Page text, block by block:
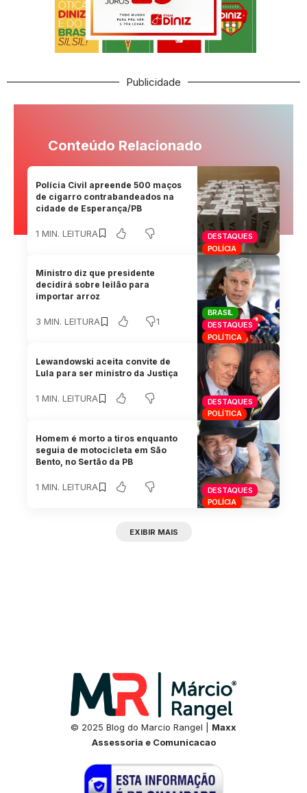
Publicidade
Conteúdo Relacionado
DESTAQUES
POLÍCIA
Polícia Civil apreende 500 maços
de cigarro contrabandeados na
cidade de Esperança/PB
1 MIN. LEITURA
BRASIL
DESTAQUES
POLÍTICA
Ministro diz que presidente
decidirá sobre leilão para
importar arroz
3 MIN. LEITURA 1
DESTAQUES
POLÍTICA
Lewandowski aceita convite de
Lula para ser ministro da Justiça
1 MIN. LEITURA
DESTAQUES
POLÍCIA
Homem é morto a tiros enquanto
seguia de motocicleta em São
Bento, no Sertão da PB
1 MIN. LEITURA
EXIBIR MAIS
© 2025 Blog do Marcio Rangel | Maxx
Assessoria e Comunicacao